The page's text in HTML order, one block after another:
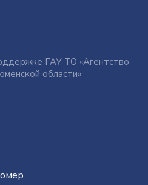
ГАУ ТО «Агентство
области»